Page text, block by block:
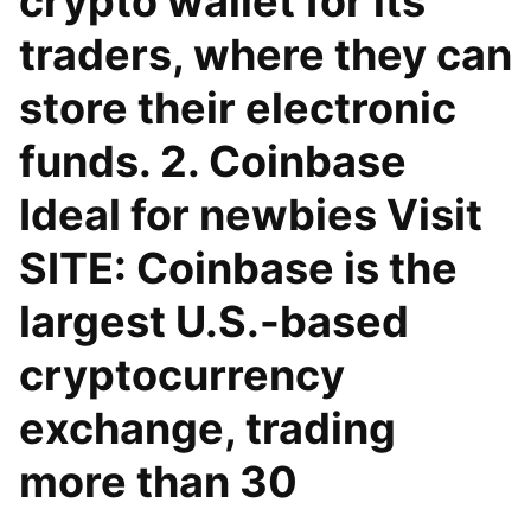
traders, where they can
store their electronic
funds. 2. Coinbase
Ideal for newbies Visit
SITE: Coinbase is the
largest U.S.-based
cryptocurrency
exchange, trading
more than 30